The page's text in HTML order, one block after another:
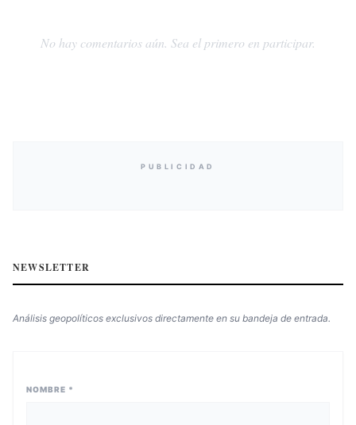
No hay comentarios aún. Sea el primero en participar.
PUBLICIDAD
NEWSLETTER
Análisis geopolíticos exclusivos directamente en su bandeja de entrada.
NOMBRE *